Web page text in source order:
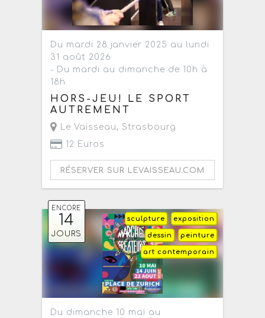
Du mardi 28 janvier 2025 au lundi
31 août 2026
- Du mardi au dimanche de 10h à
18h
HORS-JEU! LE SPORT
AUTREMENT
Le Vaisseau, Strasbourg
12 Euros
RÉSERVER SUR LEVAISSEAU.COM
ENCORE
14
JOURS
exposition
sculpture
peinture
dessin
art contemporain
Du dimanche 10 mai au